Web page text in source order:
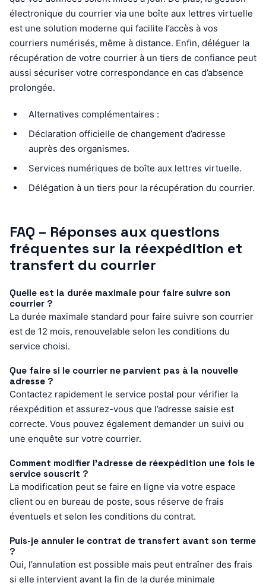
électronique du courrier via une boîte aux lettres virtuelle
est une solution moderne qui facilite l’accès à vos
courriers numérisés, même à distance. Enfin, déléguer la
récupération de votre courrier à un tiers de confiance peut
aussi sécuriser votre correspondance en cas d’absence
prolongée.
Alternatives complémentaires :
Déclaration officielle de changement d’adresse
auprès des organismes.
Services numériques de boîte aux lettres virtuelle.
Délégation à un tiers pour la récupération du courrier.
FAQ – Réponses aux questions
fréquentes sur la réexpédition et
transfert du courrier
Quelle est la durée maximale pour faire suivre son
courrier ?
La durée maximale standard pour faire suivre son courrier
est de 12 mois, renouvelable selon les conditions du
service choisi.
Que faire si le courrier ne parvient pas à la nouvelle
adresse ?
Contactez rapidement le service postal pour vérifier la
réexpédition et assurez-vous que l’adresse saisie est
correcte. Vous pouvez également demander un suivi ou
une enquête sur votre courrier.
Comment modifier l’adresse de réexpédition une fois le
service souscrit ?
La modification peut se faire en ligne via votre espace
client ou en bureau de poste, sous réserve de frais
éventuels et selon les conditions du contrat.
Puis-je annuler le contrat de transfert avant son terme
?
Oui, l’annulation est possible mais peut entraîner des frais
si elle intervient avant la fin de la durée minimale